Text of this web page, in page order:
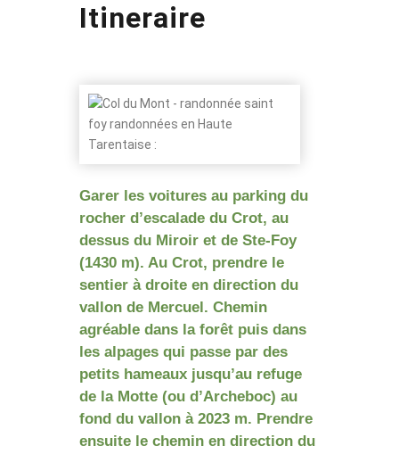
Itineraire
Garer les voitures au parking du
rocher d’escalade du Crot, au
dessus du Miroir et de Ste-Foy
(1430 m). Au Crot, prendre le
sentier à droite en direction du
vallon de Mercuel. Chemin
agréable dans la forêt puis dans
les alpages qui passe par des
petits hameaux jusqu’au refuge
de la Motte (ou d’Archeboc) au
fond du vallon à 2023 m. Prendre
ensuite le chemin en direction du